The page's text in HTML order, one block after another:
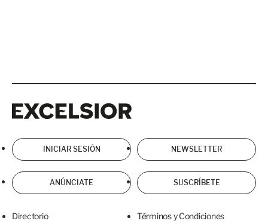
INICIAR SESIÓN NEWSLETTER
ANÚNCIATE SUSCRÍBETE
Directorio Términos y Condiciones